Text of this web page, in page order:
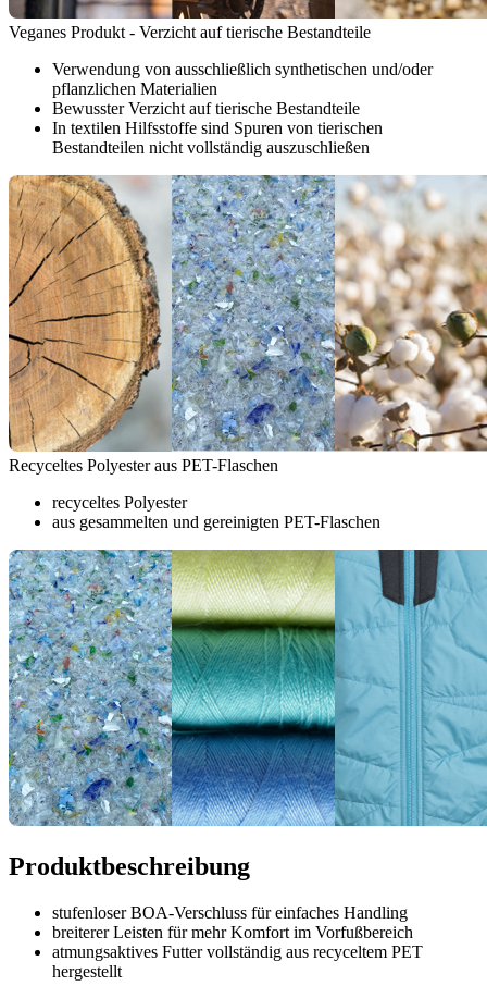
Veganes Produkt - Verzicht auf tierische Bestandteile
Verwendung von ausschließlich synthetischen und/oder
pflanzlichen Materialien
Bewusster Verzicht auf tierische Bestandteile
In textilen Hilfsstoffe sind Spuren von tierischen
Bestandteilen nicht vollständig auszuschließen
Recyceltes Polyester aus PET-Flaschen
recyceltes Polyester
aus gesammelten und gereinigten PET-Flaschen
Produktbeschreibung
stufenloser BOA-Verschluss für einfaches Handling
breiterer Leisten für mehr Komfort im Vorfußbereich
atmungsaktives Futter vollständig aus recyceltem PET
hergestellt